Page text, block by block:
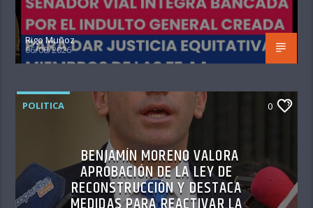
Rigo Muñoz
06/08/2026
POLITICA 0
BENJAMÍN MORENO VALORA
APROBACIÓN DE LA LEY DE
RECONSTRUCCIÓN Y DESTACA